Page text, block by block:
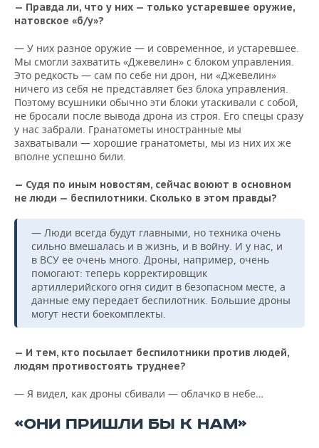
— Правда ли, что у них — только устаревшее оружие,
натовское «б/у»?
— У них разное оружие — и современное, и устаревшее.
Мы смогли захватить «Джевелин» с блоком управления.
Это редкость — сам по себе ни дрон, ни «Джевелин»
ничего из себя не представляет без блока управления.
Поэтому всушники обычно эти блоки утаскивали с собой,
не бросали после вывода дрона из строя. Его спецы сразу
у нас забрали. Гранатометы иностранные мы
захватывали — хорошие гранатометы, мы из них их же
вполне успешно били.
— Судя по иным новостям, сейчас воюют в основном
не люди — беспилотники. Сколько в этом правды?
— Люди всегда будут главными, но техника очень
сильно вмешалась и в жизнь, и в войну. И у нас, и
в ВСУ ее очень много. Дроны, например, очень
помогают: теперь корректировщик
артиллерийского огня сидит в безопасном месте, а
данные ему передает беспилотник. Большие дроны
могут нести боекомплекты.
— И тем, кто посылает беспилотники против людей,
людям противостоять труднее?
— Я видел, как дроны сбивали — облачко в небе…
«ОНИ ПРИШЛИ БЫ К НАМ»